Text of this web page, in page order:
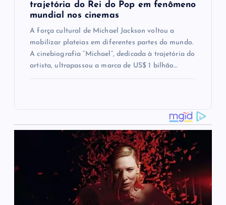
trajetória do Rei do Pop em fenômeno
mundial nos cinemas
A força cultural de Michael Jackson voltou a
mobilizar plateias em diferentes partes do mundo.
A cinebiografia “Michael”, dedicada à trajetória do
artista, ultrapassou a marca de US$ 1 bilhão…